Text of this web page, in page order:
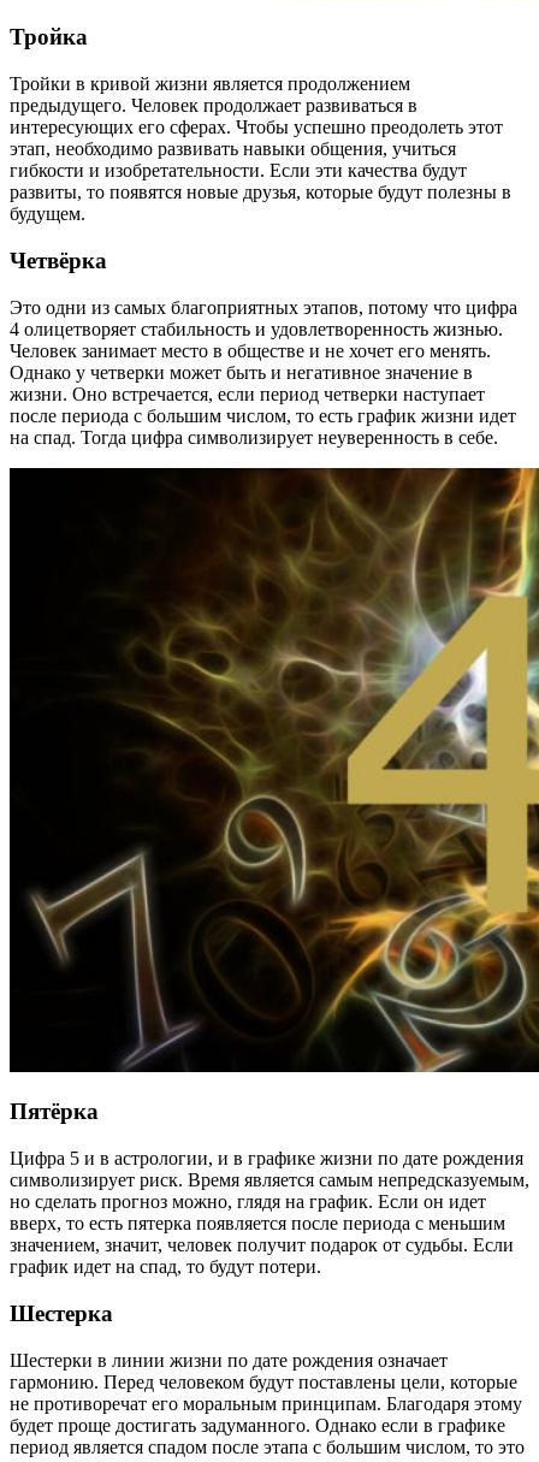
Тройка
Тройки в кривой жизни является продолжением
предыдущего. Человек продолжает развиваться в
интересующих его сферах. Чтобы успешно преодолеть этот
этап, необходимо развивать навыки общения, учиться
гибкости и изобретательности. Если эти качества будут
развиты, то появятся новые друзья, которые будут полезны в
будущем.
Четвёрка
Это одни из самых благоприятных этапов, потому что цифра
4 олицетворяет стабильность и удовлетворенность жизнью.
Человек занимает место в обществе и не хочет его менять.
Однако у четверки может быть и негативное значение в
жизни. Оно встречается, если период четверки наступает
после периода с большим числом, то есть график жизни идет
на спад. Тогда цифра символизирует неуверенность в себе.
Пятёрка
Цифра 5 и в астрологии, и в графике жизни по дате рождения
символизирует риск. Время является самым непредсказуемым,
но сделать прогноз можно, глядя на график. Если он идет
вверх, то есть пятерка появляется после периода с меньшим
значением, значит, человек получит подарок от судьбы. Если
график идет на спад, то будут потери.
Шестерка
Шестерки в линии жизни по дате рождения означает
гармонию. Перед человеком будут поставлены цели, которые
не противоречат его моральным принципам. Благодаря этому
будет проще достигать задуманного. Однако если в графике
период является спадом после этапа с большим числом, то это